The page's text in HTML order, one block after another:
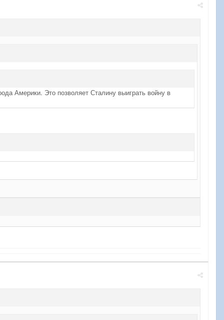
Америки. Это позволяет Сталину выиграть войну в